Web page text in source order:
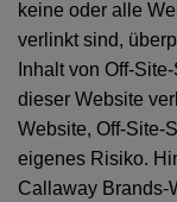
keine oder alle
verlinkt sind,
Inhalt von Off-
dieser Website
Website, Off-Site-
eigenes Risiko.
Callaway Brands-